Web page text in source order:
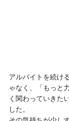
アルバイトを続け
ゃなく、「もっと
く関わっていきた
した。